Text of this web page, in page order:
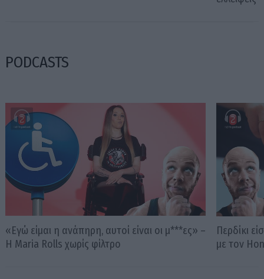
PODCASTS
«Εγώ είμαι η ανάπηρη, αυτοί είναι οι μ***ες» –
Η Maria Rolls χωρίς φίλτρο
Περδίκι
με τον